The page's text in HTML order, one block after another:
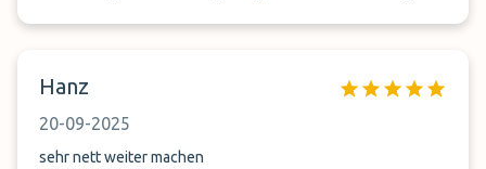
Hanz
20-09-2025
sehr nett weiter machen